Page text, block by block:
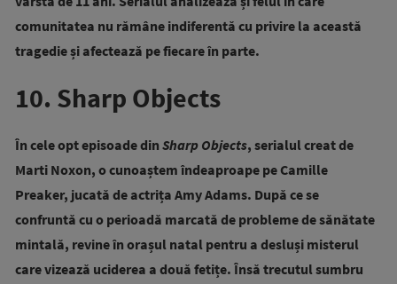
comunitatea nu rămâne indiferentă cu privire la această
tragedie și afectează pe fiecare în parte.
10. Sharp Objects
În cele opt episoade din Sharp Objects, serialul creat de
Marti Noxon, o cunoaștem îndeaproape pe Camille
Preaker, jucată de actrița Amy Adams. După ce se
confruntă cu o perioadă marcată de probleme de sănătate
mintală, revine în orașul natal pentru a desluși misterul
care vizează uciderea a două fetițe. Însă trecutul sumbru